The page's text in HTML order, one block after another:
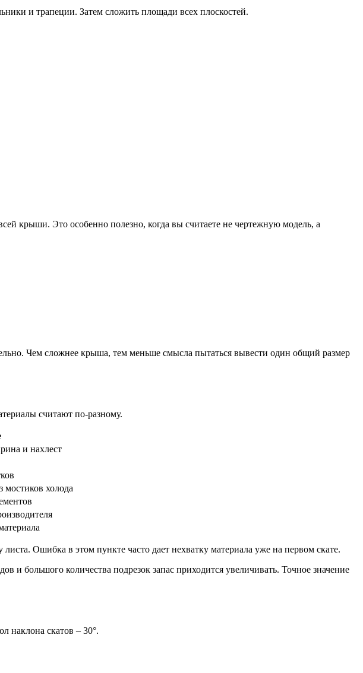
и трапеции. Затем сложить площади всех плоскостей.
крыши. Это особенно полезно, когда вы считаете не чертежную модель, а
Чем сложнее крыша, тем меньше смысла пытаться вывести один общий размер
считают по-разному.
и нахлест
мостиков холода
Ошибка в этом пункте часто дает нехватку материала уже на первом скате.
и большого количества подрезок запас приходится увеличивать. Точное значение
наклона скатов – 30°.